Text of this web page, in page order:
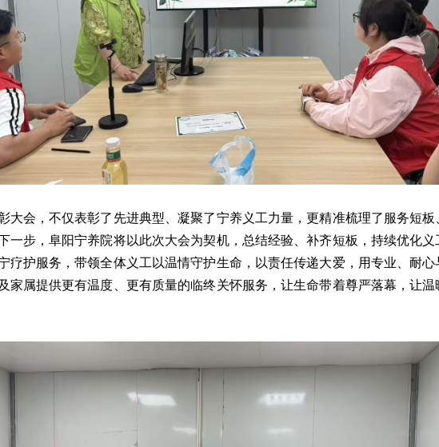
大会，不仅表彰了先进典型、凝聚了宁养义工力量，更精准梳理了服务短
一步，阜阳宁养院将以此次大会为契机，总结经验、补齐短板，持续优化义
疗护服务，带领全体义工以温情守护生命，以责任传递大爱，用专业、耐
家属提供更有温度、更有质量的临终关怀服务，让生命带着尊严落幕，让温